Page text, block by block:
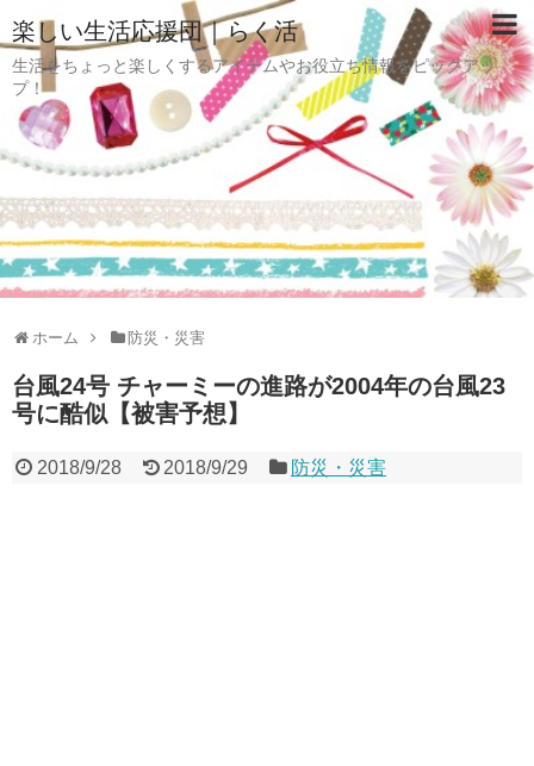
楽しい生活応援団｜らく活
生活をちょっと楽しくするアイテムやお役立ち情報をピックアッ
プ！
ホーム 防災・災害
台風24号 チャーミーの進路が2004年の台風23
号に酷似【被害予想】
2018/9/28 2018/9/29 防災・災害